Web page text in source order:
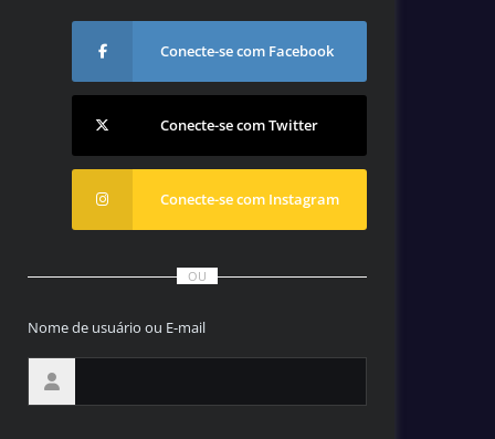
Conecte-se com Facebook
Conecte-se com Twitter
Conecte-se com Instagram
OU
Nome de usuário ou E-mail